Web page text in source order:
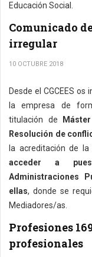
Educación Social.
Comunicado
irregular
10 OCTUBRE 2018
Desde el CGCEES
la empresa de
titulación de
Resolución de
la acreditación de
acceder a
Administraciones
ellas, donde se
Mediadores/as.
Profesiones
profesionales